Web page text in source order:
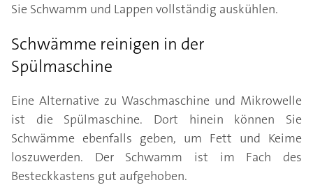
Sie Schwamm und Lappen vollständig auskühlen.
Schwämme reinigen in der
Spülmaschine
Eine Alternative zu Waschmaschine und Mikrowelle
ist die Spülmaschine. Dort hinein können Sie
Schwämme ebenfalls geben, um Fett und Keime
loszuwerden. Der Schwamm ist im Fach des
Besteckkastens gut aufgehoben.